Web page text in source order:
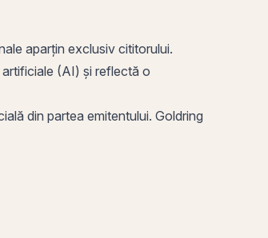
aparțin exclusiv cititorului.
artificiale (AI) și reflectă o
din partea emitentului. Goldring